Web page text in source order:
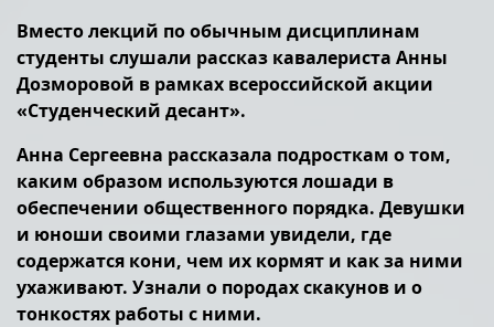
Вместо лекций по обычным дисциплинам
студенты слушали рассказ кавалериста Анны
Дозморовой в рамках всероссийской акции
«Студенческий десант».
Анна Сергеевна рассказала подросткам о том,
каким образом используются лошади в
обеспечении общественного порядка. Девушки
и юноши своими глазами увидели, где
содержатся кони, чем их кормят и как за ними
ухаживают. Узнали о породах скакунов и о
тонкостях работы с ними.